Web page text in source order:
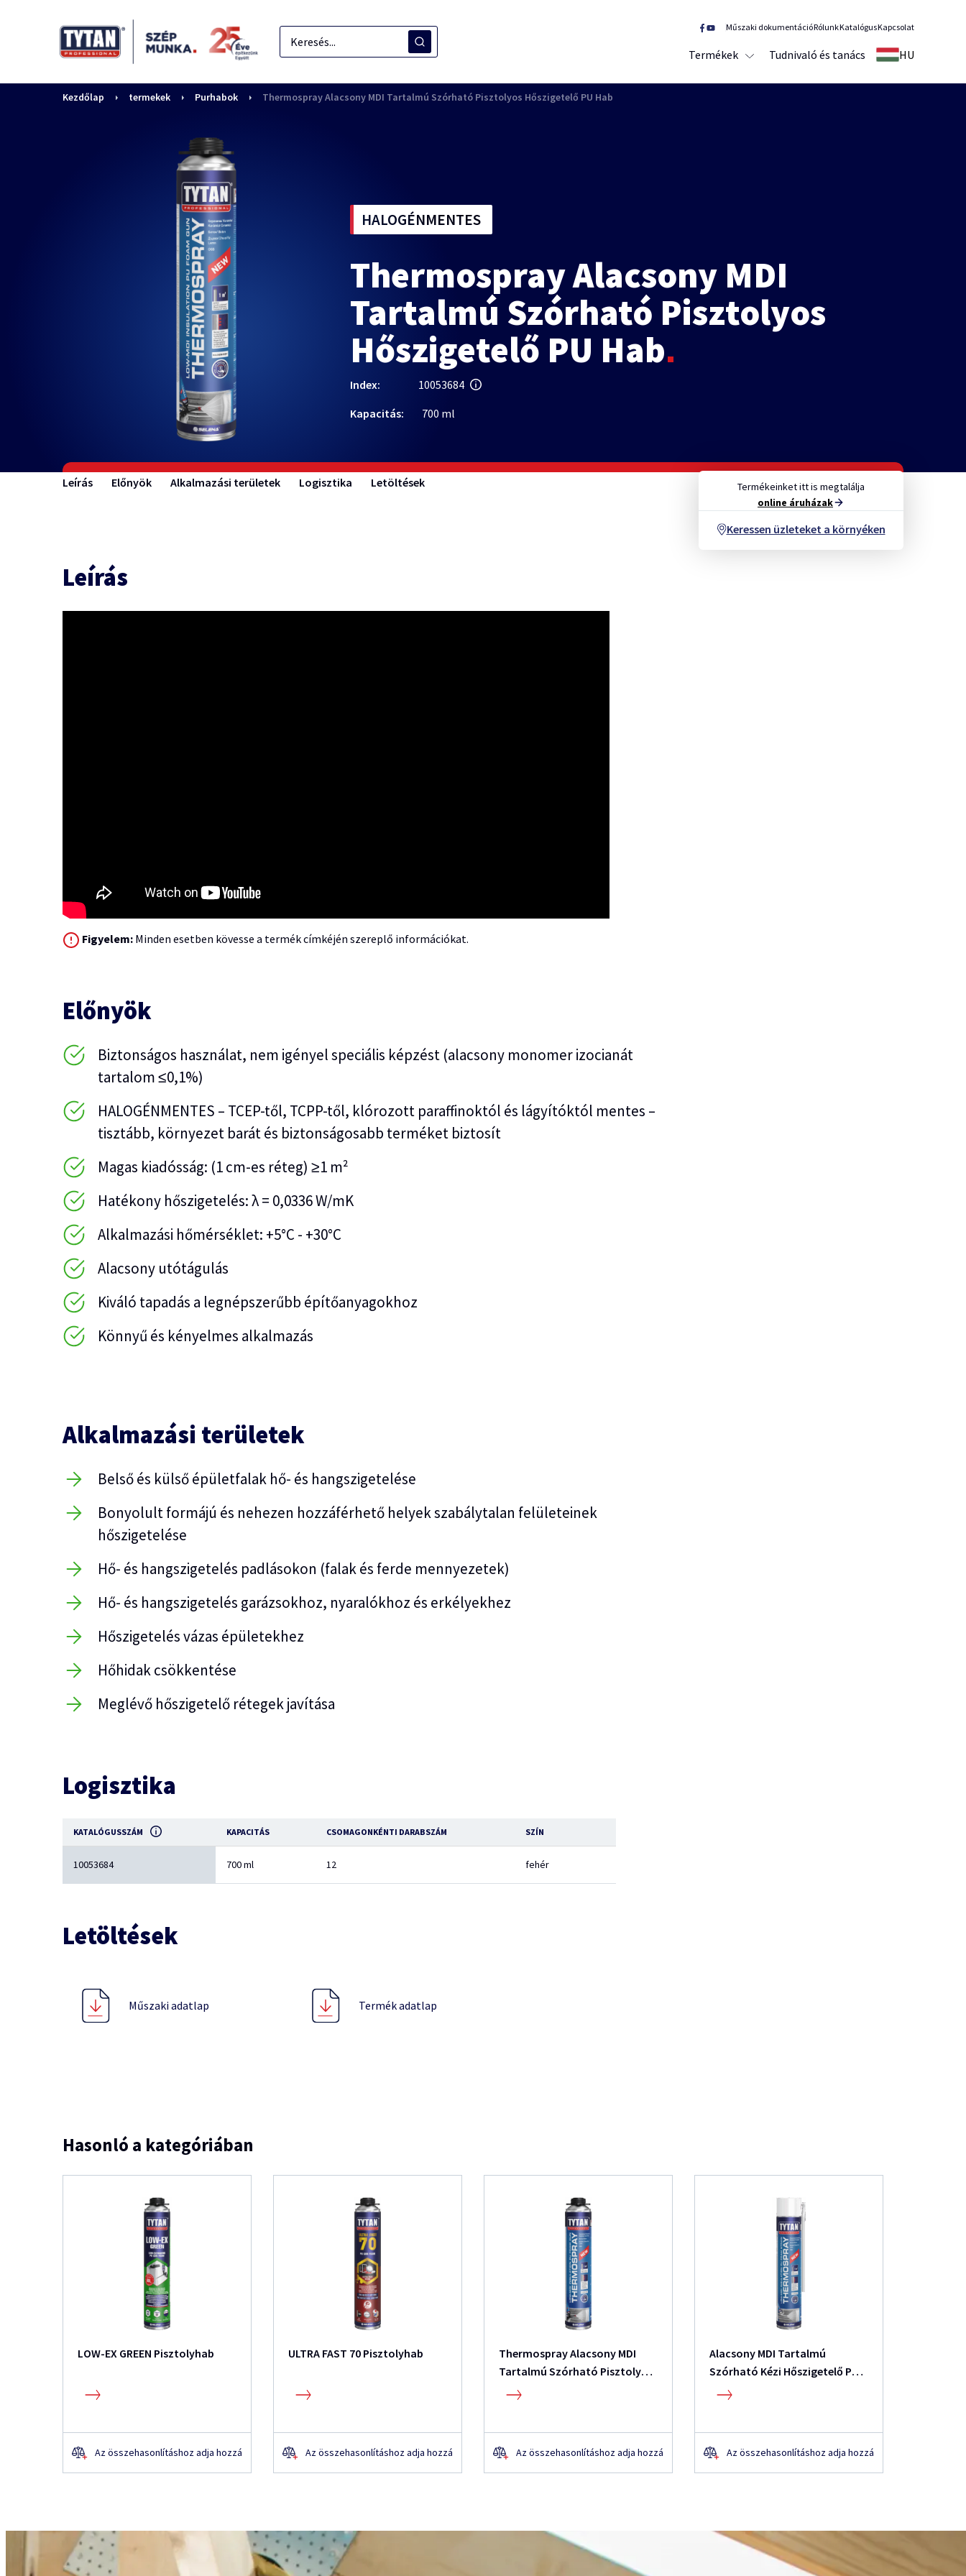
Termékek Tudnivaló és tanács HU
Műszaki dokumentációRólunkKatalógusKapcsolat
Kezdőlap termekek Purhabok Thermospray Alacsony MDI Tartalmú Szórható Pisztolyos Hőszigetelő PU Hab
HALOGÉNMENTES
Thermospray Alacsony MDI
Tartalmú Szórható Pisztolyos
Hőszigetelő PU Hab
Index:
10053684
Kapacitás:
700 ml
Termékeinket itt is megtalálja
online áruházak
Keressen üzleteket a környéken
Leírás Előnyök Alkalmazási területek Logisztika Letöltések
Leírás
Figyelem: Minden esetben kövesse a termék címkéjén szereplő információkat.
Előnyök
Biztonságos használat, nem igényel speciális képzést (alacsony monomer izocianát
tartalom ≤0,1%)
HALOGÉNMENTES – TCEP-től, TCPP-től, klórozott paraffinoktól és lágyítóktól mentes –
tisztább, környezet barát és biztonságosabb terméket biztosít
Magas kiadósság: (1 cm-es réteg) ≥1 m²
Hatékony hőszigetelés: λ = 0,0336 W/mK
Alkalmazási hőmérséklet: +5°C - +30°C
Alacsony utótágulás
Kiváló tapadás a legnépszerűbb építőanyagokhoz
Könnyű és kényelmes alkalmazás
Alkalmazási területek
Belső és külső épületfalak hő- és hangszigetelése
Bonyolult formájú és nehezen hozzáférhető helyek szabálytalan felületeinek
hőszigetelése
Hő- és hangszigetelés padlásokon (falak és ferde mennyezetek)
Hő- és hangszigetelés garázsokhoz, nyaralókhoz és erkélyekhez
Hőszigetelés vázas épületekhez
Hőhidak csökkentése
Meglévő hőszigetelő rétegek javítása
Logisztika
KATALÓGUSSZÁM KAPACITÁS CSOMAGONKÉNTI DARABSZÁM SZÍN
10053684 700 ml 12 fehér
Letöltések
Műszaki adatlap Termék adatlap
Hasonló a kategóriában
LOW-EX GREEN Pisztolyhab
Az összehasonlításhoz adja hozzá
ULTRA FAST 70 Pisztolyhab
Az összehasonlításhoz adja hozzá
Thermospray Alacsony MDI
Tartalmú Szórható Pisztolyos
Hőszigetelő PU Hab
Az összehasonlításhoz adja hozzá
Alacsony MDI Tartalmú
Szórható Kézi Hőszigetelő PU
Hab
Az összehasonlításhoz adja hozzá